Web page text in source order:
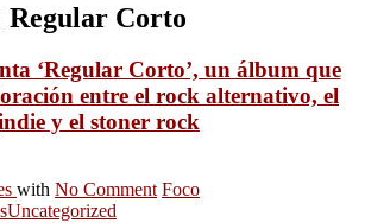
Regular Corto
‘Regular Corto’, un álbum que
entre el rock alternativo, el
y el stoner rock
with No Comment Foco
Uncategorized